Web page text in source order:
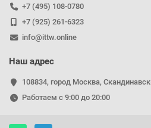
+7 (495) 108-0780
+7 (925) 261-6323
info@ittw.online
Наш адрес
108834, город Москва,
Работаем с 9:00 до 20:00